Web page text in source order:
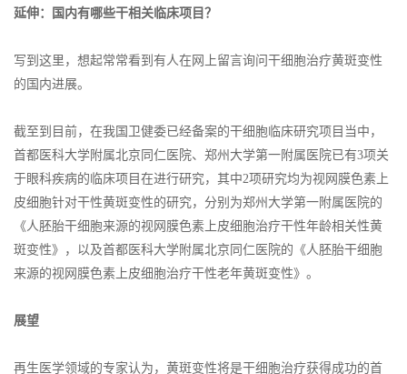
延伸：国内有哪些干相关临床项目？
写到这里，想起常常看到有人在网上留言询问干细胞治疗黄斑变性
的国内进展。
截至到目前，在我国卫健委已经备案的干细胞临床研究项目当中，
首都医科大学附属北京同仁医院、郑州大学第一附属医院已有3项关
于眼科疾病的临床项目在进行研究，其中2项研究均为视网膜色素上
皮细胞针对干性黄斑变性的研究，分别为郑州大学第一附属医院的
《人胚胎干细胞来源的视网膜色素上皮细胞治疗干性年龄相关性黄
斑变性》，以及首都医科大学附属北京同仁医院的《人胚胎干细胞
来源的视网膜色素上皮细胞治疗干性老年黄斑变性》。
展望
再生医学领域的专家认为，黄斑变性将是干细胞治疗获得成功的首